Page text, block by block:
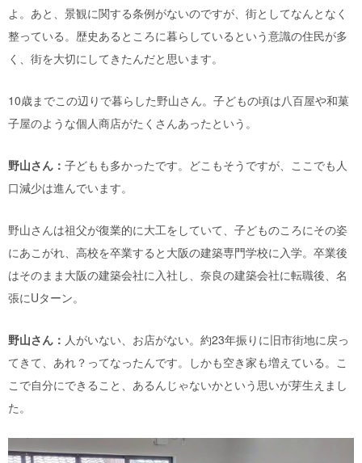
よ。あと、景観に関する条例がないのですが、街としてなんとなく
整っている。歴史あるところに暮らしているという意識の住民が多
く、街を大切にしてきたんだと思います。
10歳までこの辺りで暮らした野山さん。子どもの頃は八百屋や和菓
子屋のような個人商店がたくさんあったという。
野山さん： 子どもも多かったです。どこもそうですが、ここでも人
口減少は進んでいます。
野山さんは祖父が復業的に大工をしていて、子どものころにその姿
にあこがれ、高校を卒業すると大阪の建築専門学校に入学。卒業後
はそのまま大阪の建築会社に入社し、奈良の建築会社に転職後、名
張にUターン。
野山さん： 人がいない、お店がない。約23年振りに旧市街地に戻っ
てきて、あれ？ってなったんです。しかも空き家も増えている。こ
こで自分にできること、あるんじゃないかという思いが芽生えまし
た。